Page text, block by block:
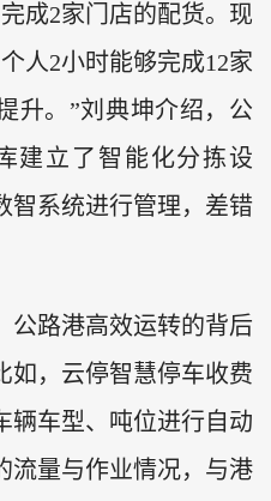
成2家门店的配货。现
人2小时能够完成12家
升。”刘典坤介绍，公
建立了智能化分拣设
智系统进行管理，差错
公路港高效运转的背后
如，云停智慧停车收费
辆车型、吨位进行自动
流量与作业情况，与港